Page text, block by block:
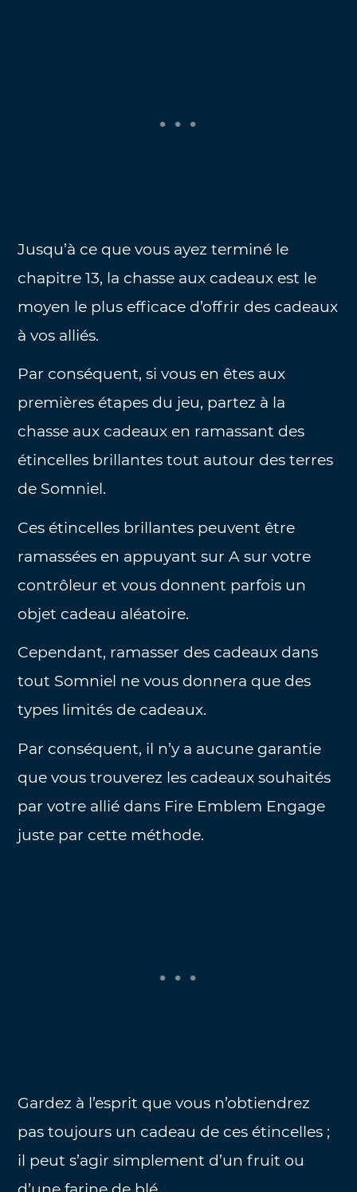
Jusqu’à ce que vous ayez terminé le
chapitre 13, la chasse aux cadeaux est le
moyen le plus efficace d’offrir des cadeaux
à vos alliés.
Par conséquent, si vous en êtes aux
premières étapes du jeu, partez à la
chasse aux cadeaux en ramassant des
étincelles brillantes tout autour des terres
de Somniel.
Ces étincelles brillantes peuvent être
ramassées en appuyant sur A sur votre
contrôleur et vous donnent parfois un
objet cadeau aléatoire.
Cependant, ramasser des cadeaux dans
tout Somniel ne vous donnera que des
types limités de cadeaux.
Par conséquent, il n’y a aucune garantie
que vous trouverez les cadeaux souhaités
par votre allié dans Fire Emblem Engage
juste par cette méthode.
Gardez à l’esprit que vous n’obtiendrez
pas toujours un cadeau de ces étincelles ;
il peut s’agir simplement d’un fruit ou